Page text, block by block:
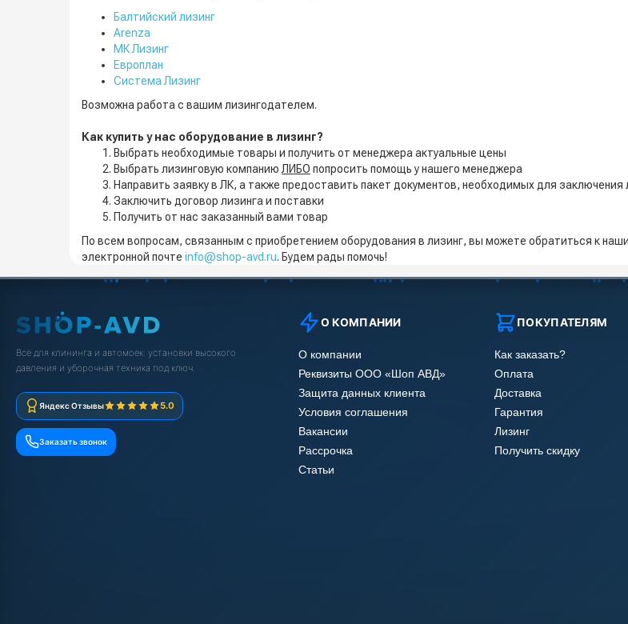
Балтийский лизинг
Arenza
МК Лизинг
Европлан
Система Лизинг
Возможна работа с вашим лизингодателем.
Как купить у нас оборудование в лизинг?
Выбрать необходимые товары и получить от менеджера актуальные цены
Выбрать лизинговую компанию ЛИБО попросить помощь у нашего менеджера
Направить заявку в ЛК, а также предоставить пакет документов, необходимых для заключения
Заключить договор лизинга и поставки
Получить от нас заказанный вами товар
По всем вопросам, связанным с приобретением оборудования в лизинг, вы можете обратиться к
электронной почте info@shop-avd.ru. Будем рады помочь!
Всё для клининга и автомоек: установки высокого
давления и уборочная техника под ключ.
Яндекс Отзывы 5.0
Заказать звонок
О КОМПАНИИ
О компании
Реквизиты ООО «Шоп АВД»
Защита данных клиента
Условия соглашения
Вакансии
Рассрочка
Статьи
ПОКУПАТЕЛЯМ
Как заказать?
Оплата
Доставка
Гарантия
Лизинг
Получить скидку